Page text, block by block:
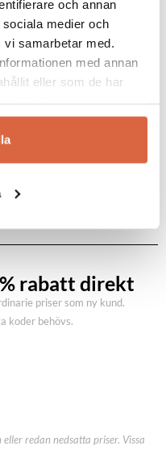
och annan
medier och
samarbetar med.
med annan
eller som de har
i deras mycket
i ditt hem.
rabatt direkt
priser som ny kund.
koder behövs.
redan nedsatta priser. Vissa